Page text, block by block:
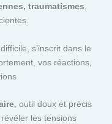
traumatismes,
s’inscrit dans le
vos réactions,
, outil doux et précis
les tensions